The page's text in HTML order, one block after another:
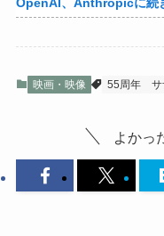
映画・映像 55周年 サ
よかっ